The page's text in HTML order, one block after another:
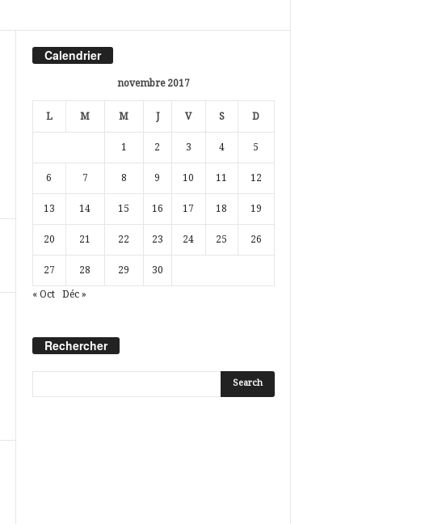
Calendrier
novembre 2017
L M M J V S D
1 2 3 4 5
6 7 8 9 10 11 12
13 14 15 16 17 18 19
20 21 22 23 24 25 26
27 28 29 30
« Oct Déc »
Rechercher